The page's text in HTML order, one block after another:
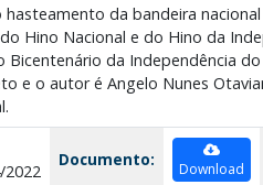
da bandeira
Hino Nacional e do Hino da
Bicentenário da Independência
e o autor é Angelo Nunes
2022
Documento: Download